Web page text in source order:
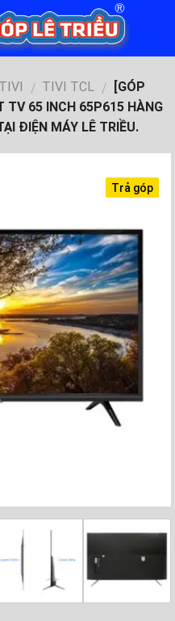
TIVI / TIVI TCL /
[GÓP
65 INCH 65P615 HÀNG
ĐIỆN MÁY LÊ TRIỀU.
Trả góp